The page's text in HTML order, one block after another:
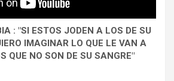
: "SI ESTOS JODEN A LOS DE SU
IMAGINAR LO QUE LE VAN A
QUE NO SON DE SU SANGRE"